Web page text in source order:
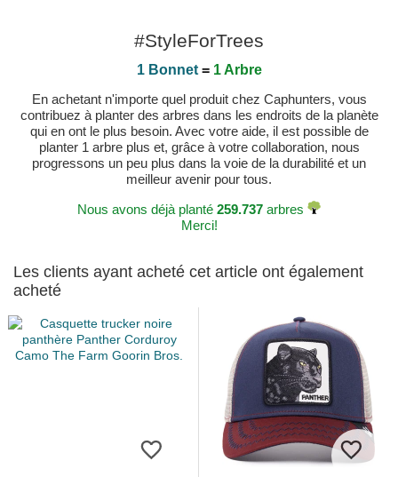
#StyleForTrees
1 Bonnet= 1 Arbre
En achetant n'importe quel produit chez Caphunters, vous
contribuez à planter des arbres dans les endroits de la planète
qui en ont le plus besoin. Avec votre aide, il est possible de
planter 1 arbre plus et, grâce à votre collaboration, nous
progressons un peu plus dans la voie de la durabilité et un
meilleur avenir pour tous.
Nous avons déjà planté 259.737 arbres
Merci!
Les clients ayant acheté cet article ont également
acheté